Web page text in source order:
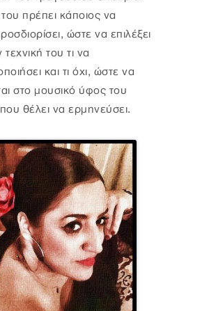
του πρέπει κάποιος να
ώστε να επιλέξει
του τι να
και τι όχι, ώστε να
στο μουσικό ύφος του
θέλει να ερμηνεύσει.